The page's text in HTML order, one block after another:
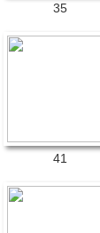
35
41